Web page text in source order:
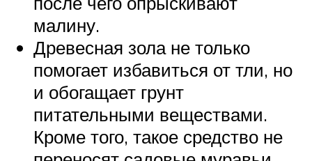
малину.
Древесная зола не только
помогает избавиться от тли, но
и обогащает грунт
питательными веществами.
Кроме того, такое средство не